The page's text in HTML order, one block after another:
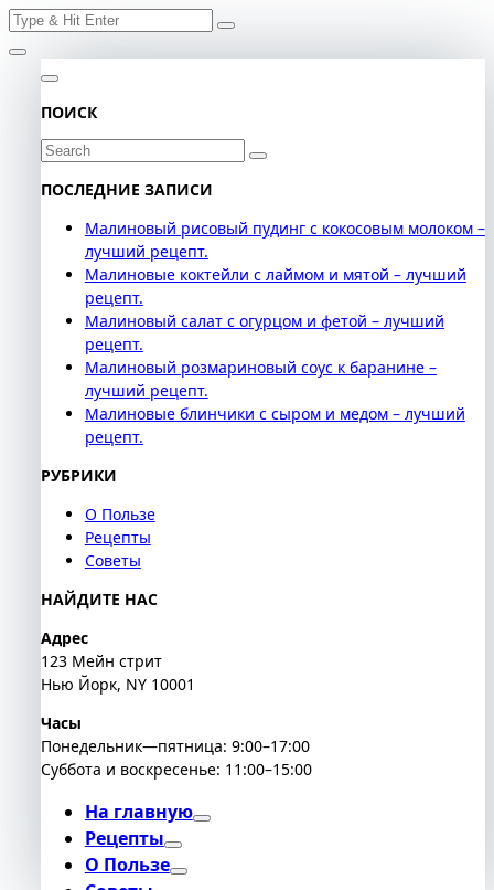
Skip
to
content
Search
ПОИСК
Search
ПОСЛЕДНИЕ ЗАПИСИ
Малиновый рисовый пудинг с кокосовым молоком –
лучший рецепт.
Малиновые коктейли с лаймом и мятой – лучший
рецепт.
Малиновый салат с огурцом и фетой – лучший
рецепт.
Малиновый розмариновый соус к баранине –
лучший рецепт.
Малиновые блинчики с сыром и медом – лучший
рецепт.
РУБРИКИ
О Пользе
Рецепты
Советы
НАЙДИТЕ НАС
Адрес
123 Мейн стрит
Нью Йорк, NY 10001
Часы
Понедельник—пятница: 9:00–17:00
Суббота и воскресенье: 11:00–15:00
На главную
Рецепты
О Пользе